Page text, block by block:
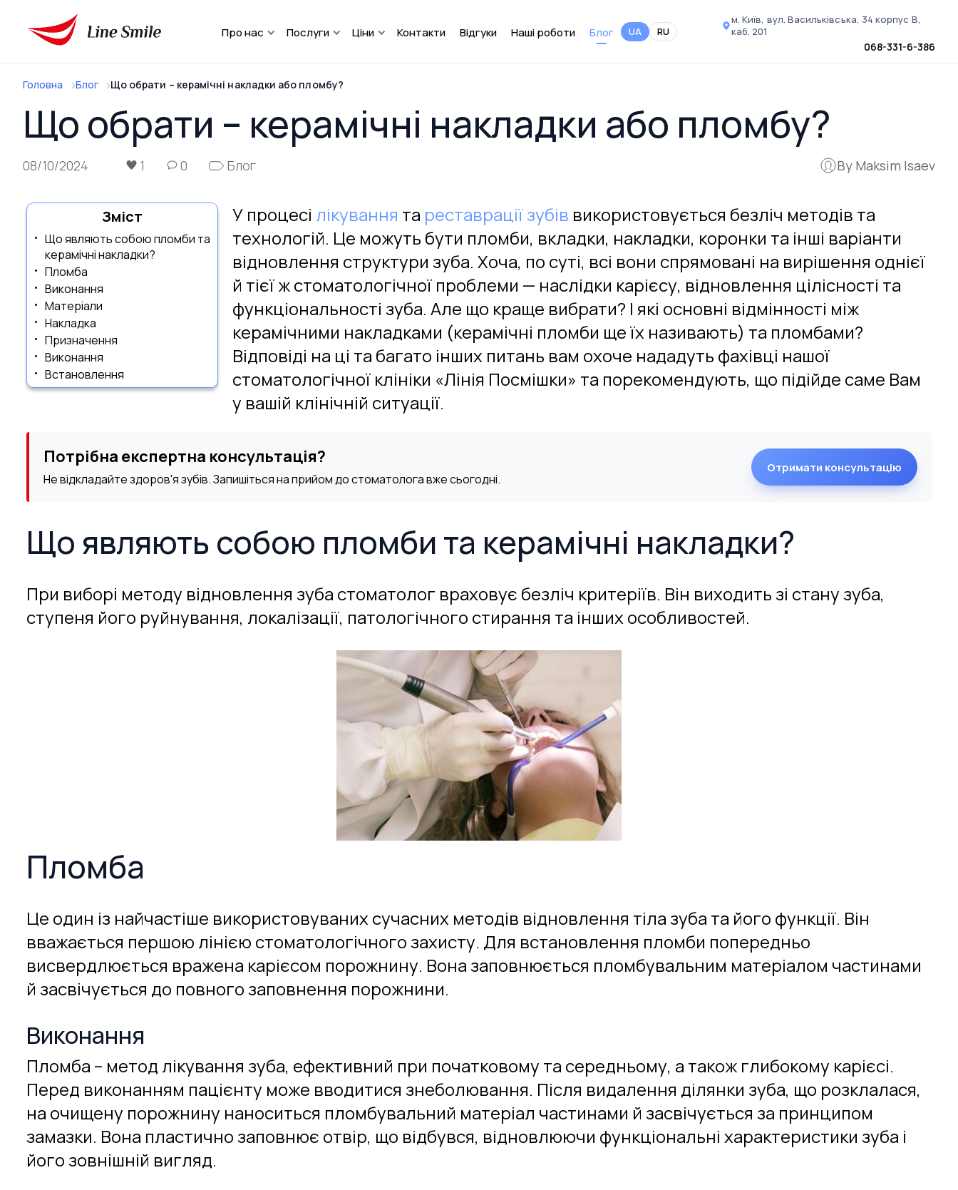
м. Київ, вул. Васильківська, 34 корпус В,
каб. 201
068-331-6-386
Про нас Послуги Ціни Контакти Відгуки Наші роботи Блог RU
UA
Головна Блог Що обрати – керамічні накладки або пломбу?
Що обрати – керамічні накладки або пломбу?
08/10/2024 1 0 Блог By Maksim Isaev
Зміст
Що являють собою пломби та
керамічні накладки?
Пломба
Виконання
Матеріали
Накладка
Призначення
Виконання
Встановлення
У процесі лікування та реставрації зубів використовується безліч методів та
технологій. Це можуть бути пломби, вкладки, накладки, коронки та інші варіанти
відновлення структури зуба. Хоча, по суті, всі вони спрямовані на вирішення однієї
й тієї ж стоматологічної проблеми — наслідки карієсу, відновлення цілісності та
функціональності зуба. Але що краще вибрати? І які основні відмінності між
керамічними накладками (керамічні пломби ще їх називають) та пломбами?
Відповіді на ці та багато інших питань вам охоче нададуть фахівці нашої
стоматологічної клініки «Лінія Посмішки» та порекомендують, що підійде саме Вам
у вашій клінічній ситуації.
Потрібна експертна консультація?
Не відкладайте здоров'я зубів. Запишіться на прийом до стоматолога вже сьогодні.
Отримати консультацію
Що являють собою пломби та керамічні накладки?
При виборі методу відновлення зуба стоматолог враховує безліч критеріїв. Він виходить зі стану зуба,
ступеня його руйнування, локалізації, патологічного стирання та інших особливостей.
Пломба
Це один із найчастіше використовуваних сучасних методів відновлення тіла зуба та його функції. Він
вважається першою лінією стоматологічного захисту. Для встановлення пломби попередньо
висвердлюється вражена карієсом порожнину. Вона заповнюється пломбувальним матеріалом частинами
й засвічується до повного заповнення порожнини.
Виконання
Пломба – метод лікування зуба, ефективний при початковому та середньому, а також глибокому карієсі.
Перед виконанням пацієнту може вводитися знеболювання. Після видалення ділянки зуба, що розклалася,
на очищену порожнину наноситься пломбувальний матеріал частинами й засвічується за принципом
замазки. Вона пластично заповнює отвір, що відбувся, відновлюючи функціональні характеристики зуба і
його зовнішній вигляд.